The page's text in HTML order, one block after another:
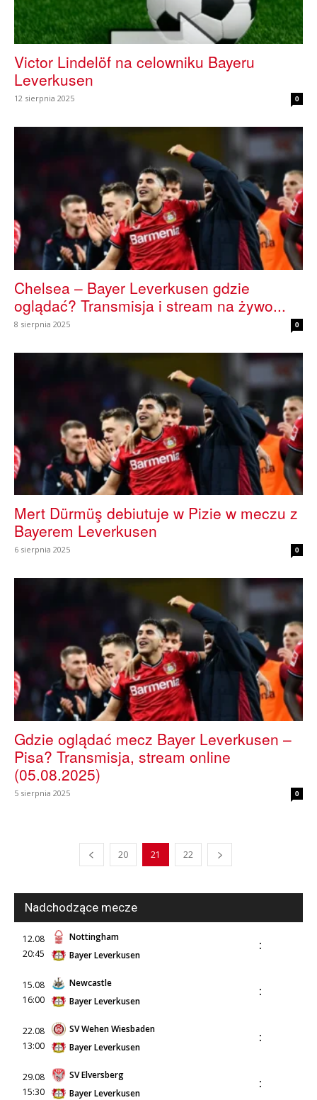
Victor Lindelöf na celowniku Bayeru
Leverkusen
12 sierpnia 2025 0
Chelsea – Bayer Leverkusen gdzie
oglądać? Transmisja i stream na żywo...
8 sierpnia 2025 0
Mert Dürmüş debiutuje w Pizie w meczu z
Bayerem Leverkusen
6 sierpnia 2025 0
Gdzie oglądać mecz Bayer Leverkusen –
Pisa? Transmisja, stream online
(05.08.2025)
5 sierpnia 2025 0
20 21 22
Nadchodzące mecze
12.08
20:45
Nottingham
Bayer Leverkusen
:
15.08
16:00
Newcastle
Bayer Leverkusen
:
22.08
13:00
SV Wehen Wiesbaden
Bayer Leverkusen
:
29.08
15:30
SV Elversberg
Bayer Leverkusen
: